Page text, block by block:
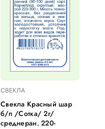
СВЕКЛА
Свекла Красный шар
б/п /Сотка/ 2г/
среднеран. 220-